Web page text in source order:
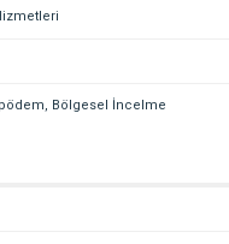
Bölgesel İncelme